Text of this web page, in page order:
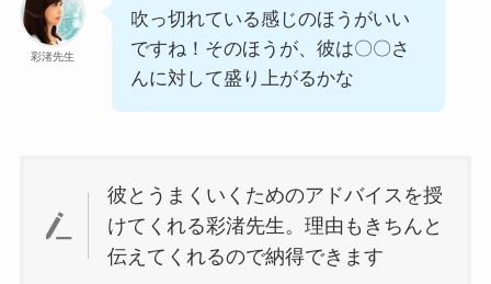
彩渚先生
吹っ切れている感じのほうがいい
ですね！そのほうが、彼は〇〇さ
んに対して盛り上がるかな
彼とうまくいくためのアドバイスを授
けてくれる彩渚先生。理由もきちんと
伝えてくれるので納得できます